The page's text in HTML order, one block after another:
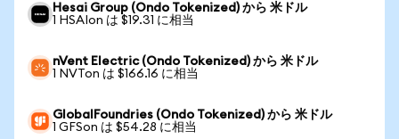
Hesai Group (Ondo Tokenized) から 米ドル
1 HSAIon は $19.31 に相当
nVent Electric (Ondo Tokenized) から 米ドル
1 NVTon は $166.16 に相当
GlobalFoundries (Ondo Tokenized) から 米ドル
1 GFSon は $54.28 に相当